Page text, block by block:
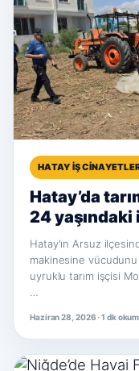
HATAY İŞ
Hatay’da
24 yaşındaki
Hatay'ın Arsuz
makinesine vücudunu
uyruklu tarım işçisi
Haziran 28, 2026 · 1 dk